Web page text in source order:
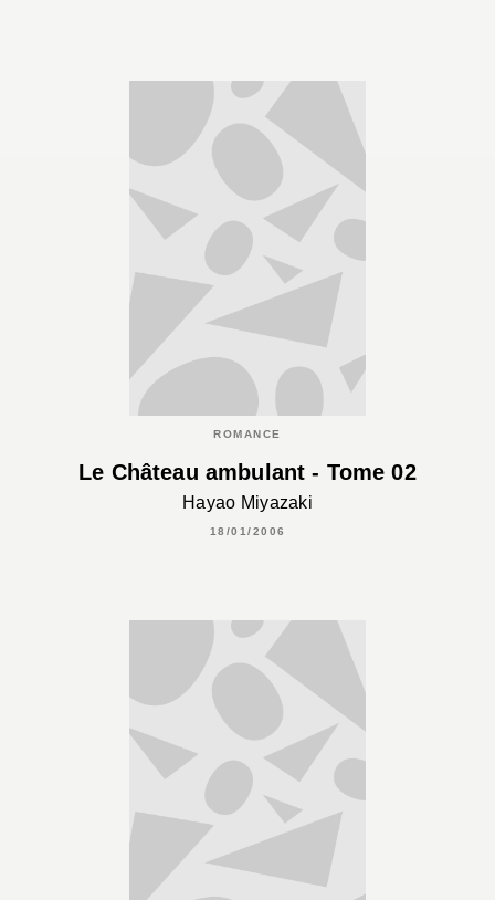
ROMANCE
Le Château ambulant - Tome 02
Hayao Miyazaki
18/01/2006